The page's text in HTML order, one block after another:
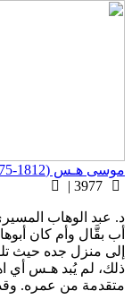
هـس (1812-1875)
3977 |
عبد الوهاب المسيري
بقَّال وأم كان أبوها
منزل جده حيث تلقَّى
لم يُبد هـس أي
من عمره. وقد